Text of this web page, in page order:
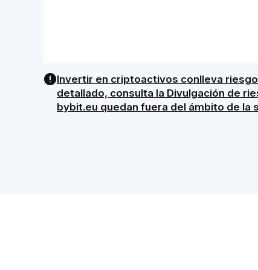
Invertir en criptoactivos conlleva
detallado, consulta la Divulgación de
bybit.eu quedan fuera del ámbito de la